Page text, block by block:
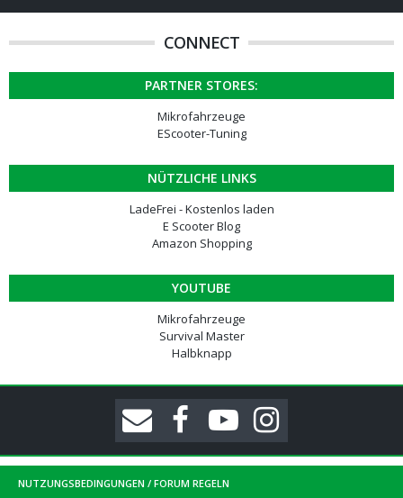
CONNECT
PARTNER STORES:
Mikrofahrzeuge
EScooter-Tuning
NÜTZLICHE LINKS
LadeFrei - Kostenlos laden
E Scooter Blog
Amazon Shopping
YOUTUBE
Mikrofahrzeuge
Survival Master
Halbknapp
NUTZUNGSBEDINGUNGEN / FORUM REGELN